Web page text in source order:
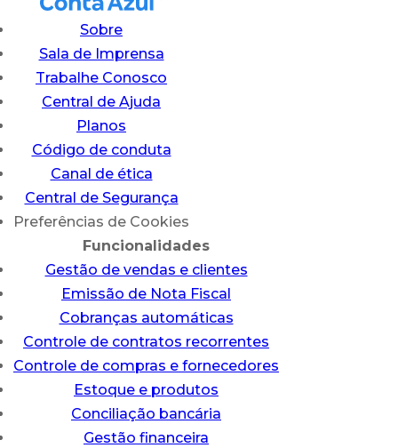
Sobre
Sala de Imprensa
Trabalhe Conosco
Central de Ajuda
Planos
Código de conduta
Canal de ética
Central de Segurança
Preferências de Cookies
Funcionalidades
Gestão de vendas e clientes
Emissão de Nota Fiscal
Cobranças automáticas
Controle de contratos recorrentes
Controle de compras e fornecedores
Estoque e produtos
Conciliação bancária
Gestão financeira